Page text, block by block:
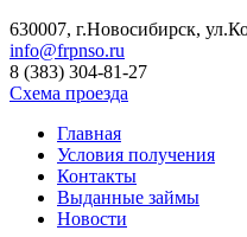
630007, г.Новосибирск,
info@frpnso.ru
8 (383) 304-81-27
Схема проезда
Главная
Условия получения
Контакты
Выданные займы
Новости